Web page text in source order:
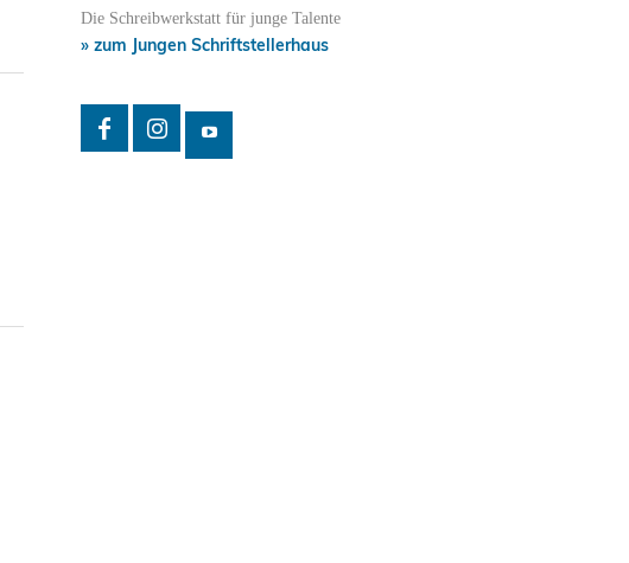
Die Schreibwerkstatt für junge Talente
» zum Jungen Schriftstellerhaus